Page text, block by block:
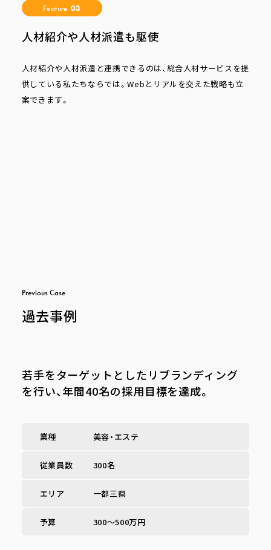
Feature 03
人材紹介や人材派遣も駆使
人材紹介や人材派遣と連携できるのは、総合人材サービスを提
供している私たちならでは。Webとリアルを交えた戦略も立
案できます。
PreviousCase
過去事例
若手をターゲットとしたリブランディング
を行い、年間40名の採用目標を達成。
業種 美容・エステ
従業員数 300名
エリア 一都三県
予算 300〜500万円